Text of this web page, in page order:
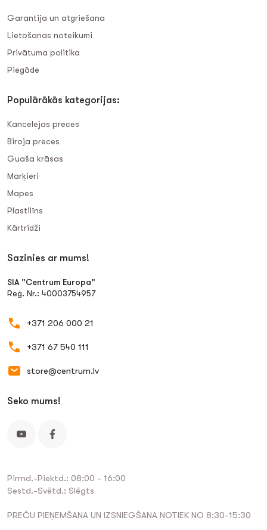
Garantija un atgriešana
Lietošanas noteikumi
Privātuma politika
Piegāde
Populārākās kategorijas:
Kancelejas preces
Biroja preces
Guaša krāsas
Marķieri
Mapes
Plastilīns
Kārtridži
Sazinies ar mums!
SIA "Centrum Europa"
Reģ. Nr.: 40003754957
+371 206 000 21
+371 67 540 111
store@centrum.lv
Seko mums!
Pirmd.-Piektd.: 08:00 - 16:00
Sestd.-Svētd.: Slēgts
PREČU PIEŅEMŠANA UN IZSNIEGŠANA NOTIEK NO 8:30-15:30